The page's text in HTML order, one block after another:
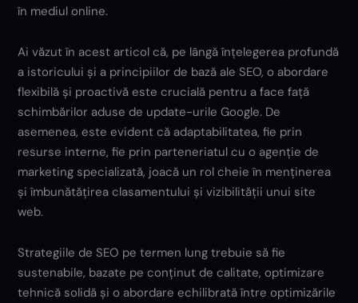
în mediul online.
Ai văzut în acest articol că, pe lângă înțelegerea profundă
a istoricului și a principiilor de bază ale SEO, o abordare
flexibilă și proactivă este crucială pentru a face față
schimbărilor aduse de update-urile Google. De
asemenea, este evident că adaptabilitatea, fie prin
resurse interne, fie prin parteneriatul cu o agenție de
marketing specializată, joacă un rol cheie în menținerea
și îmbunătățirea clasamentului și vizibilității unui site
web.
Strategiile de SEO pe termen lung trebuie să fie
sustenabile, bazate pe conținut de calitate, optimizare
tehnică solidă și o abordare echilibrată între optimizările